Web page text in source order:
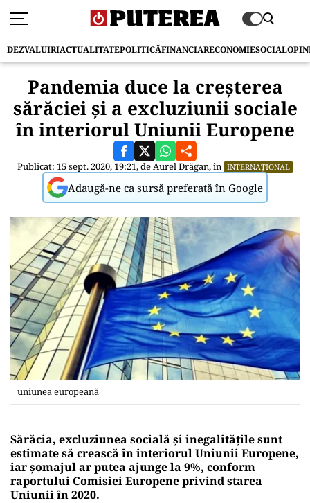
DEZVALUIRIACTUALITATEPOLITICĂFINANCIARECONOMIESOCIAL
Pandemia duce la creșterea
sărăciei și a excluziunii sociale
în interiorul Uniunii Europene
Publicat: 15 sept. 2020, 19:21, deAurel Drăgan, în INTERNAȚIONAL
Adaugă-ne ca sursă preferată în Google
uniunea europeană
Sărăcia, excluziunea socială și inegalitățile sunt
estimate să crească în interiorul Uniunii Europene,
iar șomajul ar putea ajunge la 9%, conform
raportului Comisiei Europene privind starea
Uniunii în 2020.